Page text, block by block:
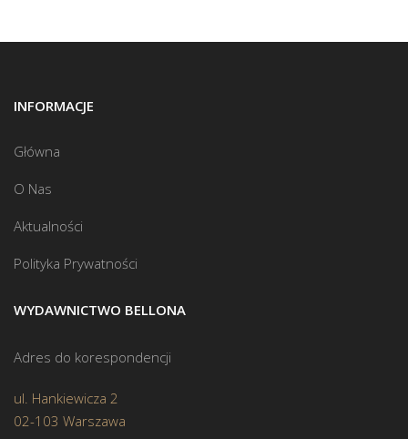
INFORMACJE
Główna
O Nas
Aktualności
Polityka Prywatności
WYDAWNICTWO BELLONA
Adres do korespondencji
ul. Hankiewicza 2
02-103 Warszawa